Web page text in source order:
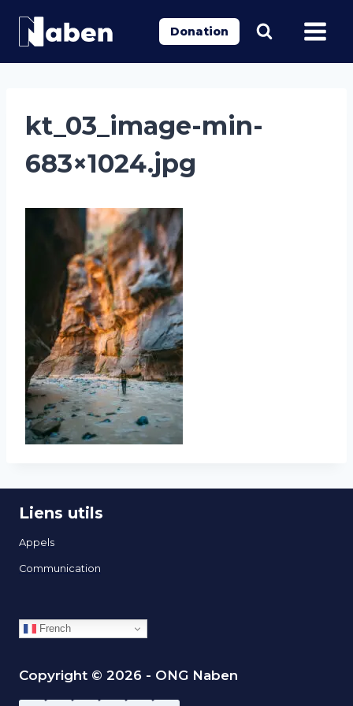
Donation
kt_03_image-min-
683×1024.jpg
Copyright © 2026 - ONG Naben
Liens utils
Appels
Communication
French